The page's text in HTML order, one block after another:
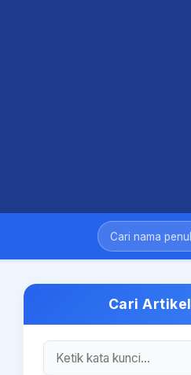
Cari Artikel